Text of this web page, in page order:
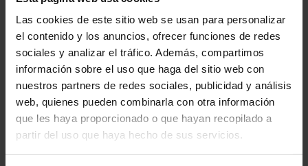
Las cookies de este sitio web se usan para personalizar
el contenido y los anuncios, ofrecer funciones de redes
sociales y analizar el tráfico. Además, compartimos
información sobre el uso que haga del sitio web con
nuestros partners de redes sociales, publicidad y análisis
web, quienes pueden combinarla con otra información
que les haya proporcionado o que hayan recopilado a
partir del uso que haya hecho de sus servicios.
Masaje French Riviera
con piedra térmica jade
85,00€
La combinación perfecta entre un masaje relajante y el calor de la
piedra de jade.